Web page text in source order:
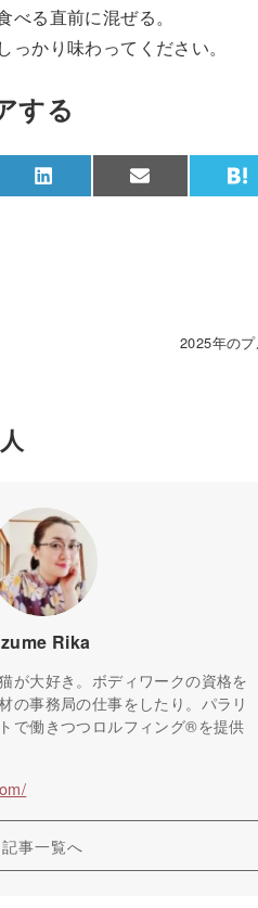
べる直前に混ぜる。
かり味わってください。
する
Share
on
L
i
Share
on
E
m
H
a
2025年の
Rika
が大好き。ボディワークの資格を
の事務局の仕事をしたり。パラリ
で働きつつロルフィング®️を提供
記事一覧へ